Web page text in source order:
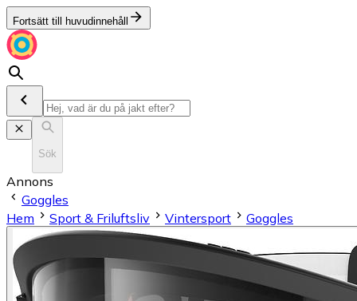
Fortsätt till huvudinnehåll
Sök
Annons
Goggles
Hem
Sport & Friluftsliv Vintersport Goggles